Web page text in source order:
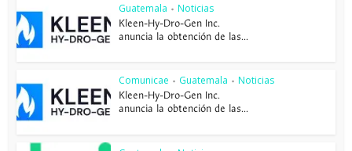
Guatemala • Noticias
Kleen-Hy-Dro-Gen Inc.
anuncia la obtención de las...
Comunicae • Guatemala • Noticias
Kleen-Hy-Dro-Gen Inc.
anuncia la obtención de las...